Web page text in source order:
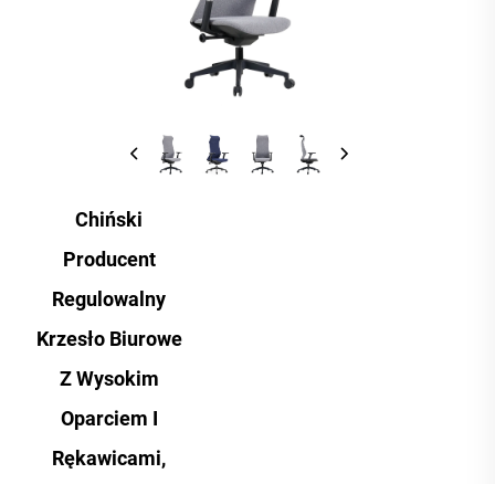
Chiński
Producent
Regulowalny
Krzesło Biurowe
Z Wysokim
Oparciem I
Rękawicami,